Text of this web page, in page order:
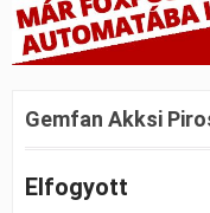
Gemfan Akksi
Elfogyott